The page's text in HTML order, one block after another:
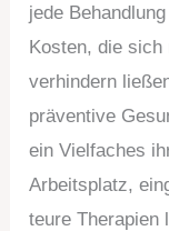
jede
Kosten, die sich
verhindern
präventive
ein Vielfaches
Arbeitsplatz,
teure Therapien